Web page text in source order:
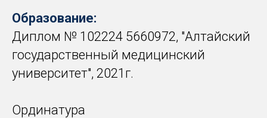
Образование:
Диплом № 102224 5660972, "Алтайский
государственный медицинский
университет", 2021г.
Ординатура